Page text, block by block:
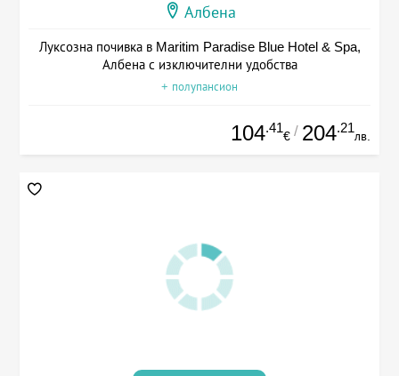
Албена
Луксозна почивка в Maritim Paradise Blue Hotel & Spa,
Албена с изключителни удобства
+ полупансион
104.41
€ / 204.21
лв.